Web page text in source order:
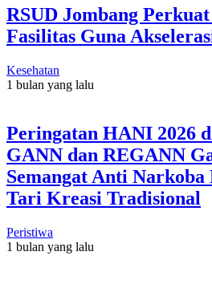
RSUD Jombang
Fasilitas Guna
Kesehatan
1 bulan yang lalu
Peringatan HANI 2026
GANN dan REGANN
Semangat Anti
Tari Kreasi Tradisional
Peristiwa
1 bulan yang lalu